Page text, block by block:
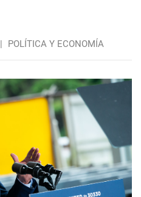
| POLÍTICA Y ECONOMÍA